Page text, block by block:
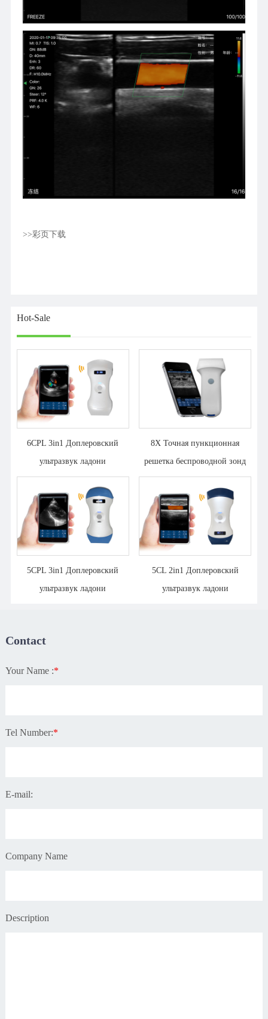
>>彩页下载
Hot-Sale
6CPL 3in1 Доплеровский
ультразвук ладони
8X Точная пункционная
решетка беспроводной зонд
5CPL 3in1 Доплеровский
ультразвук ладони
5CL 2in1 Доплеровский
ультразвук ладони
Contact
Your Name :*
Tel Number:*
E-mail:
Company Name
Description